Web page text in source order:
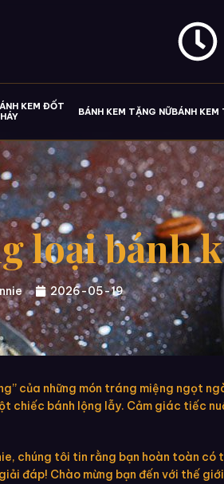
KEM ĐỐT
BÁNH KEM TẶNG NỮBÁNH KEM
loại bánh
2026-05-19
của những món tráng miệng ngọt
chiếc bánh lộng lẫy. Cảm giác tiếc
chúng tôi tin rằng bạn hoàn toàn
đáp! Chào mừng bạn đến với thế